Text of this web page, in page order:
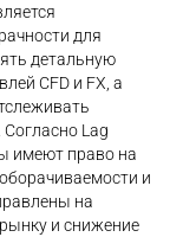
для
детальную
CFD и FX, а
Lag
имеют право на
и
на
и снижение